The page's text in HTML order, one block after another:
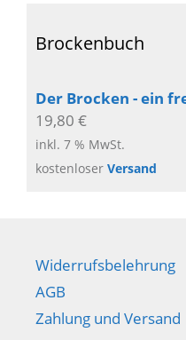
Brockenbuch
Der Brocken - ein
19,80 €
inkl. 7 % MwSt.
kostenloser Versand
Widerrufsbelehrung
AGB
Zahlung und Versand